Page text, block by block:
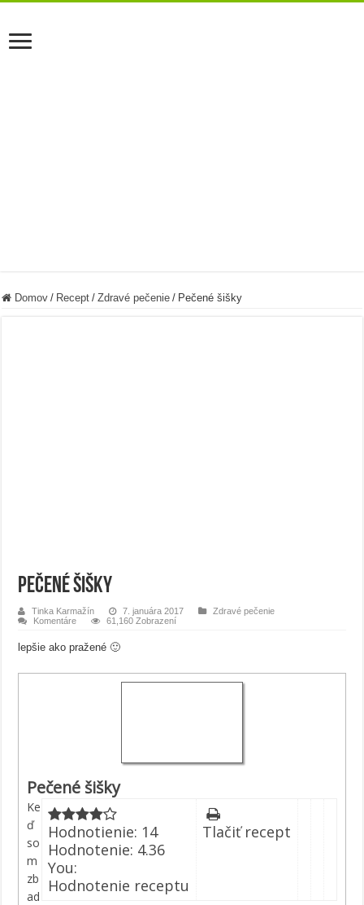
Domov / Recept / Zdravé pečenie / Pečené šišky
Pečené šišky
Tinka Karmažín 7. januára 2017
Zdravé pečenie
Komentáre
61,160 Zobrazení
lepšie ako pražené 🙂
Pečené šišky
Hodnotienie: 14
Hodnotenie: 4.36
You:
Hodnotenie receptu
Tlačiť recept
Ke
ď
so
m
zb
ad